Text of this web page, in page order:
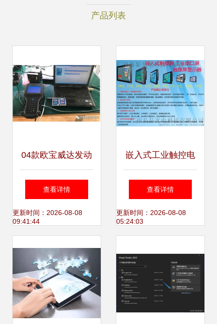
产品列表
04款欧宝威达发动
机电脑更换与编程
实用指南
查看详情
更新时间：2026-08-08
09:41:44
嵌入式工业触控电
脑与7寸人机界面
从硬件选型到编程
查看详情
更新时间：2026-08-08
05:24:03